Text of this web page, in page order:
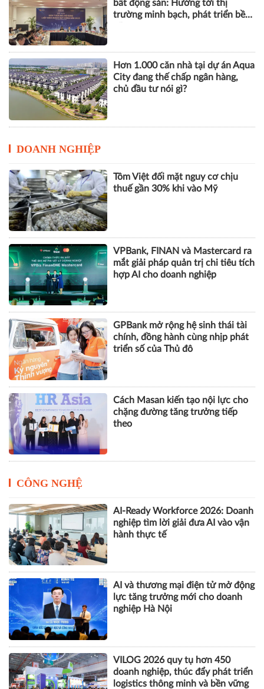
bất động sản: Hướng tới thị
trường minh bạch, phát triển bền
Hơn 1.000 căn nhà tại dự án Aqua
City đang thế chấp ngân hàng,
chủ đầu tư nói gì?
DOANH NGHIỆP
Tôm Việt đối mặt nguy cơ chịu
thuế gần 30% khi vào Mỹ
VPBank, FINAN và Mastercard ra
mắt giải pháp quản trị chi tiêu tích
hợp AI cho doanh nghiệp
GPBank mở rộng hệ sinh thái tài
chính, đồng hành cùng nhịp phát
triển số của Thủ đô
Cách Masan kiến tạo nội lực cho
chặng đường tăng trưởng tiếp
theo
CÔNG NGHỆ
AI-Ready Workforce 2026: Doanh
nghiệp tìm lời giải đưa AI vào vận
hành thực tế
AI và thương mại điện tử mở động
lực tăng trưởng mới cho doanh
nghiệp Hà Nội
VILOG 2026 quy tụ hơn 450
doanh nghiệp, thúc đẩy phát triển
logistics thông minh và bền vững